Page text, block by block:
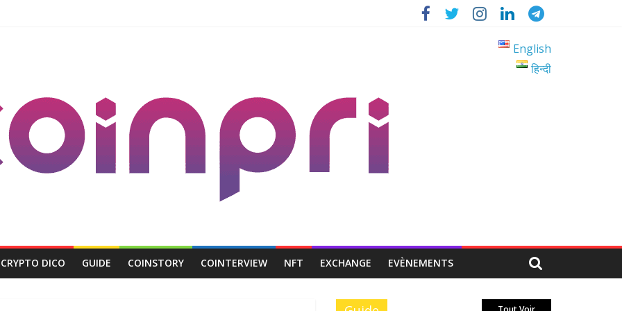
English
हिन्दी
CRYPTO DICO GUIDE COINSTORY COINTERVIEW NFT EXCHANGE EVÈNEMENTS